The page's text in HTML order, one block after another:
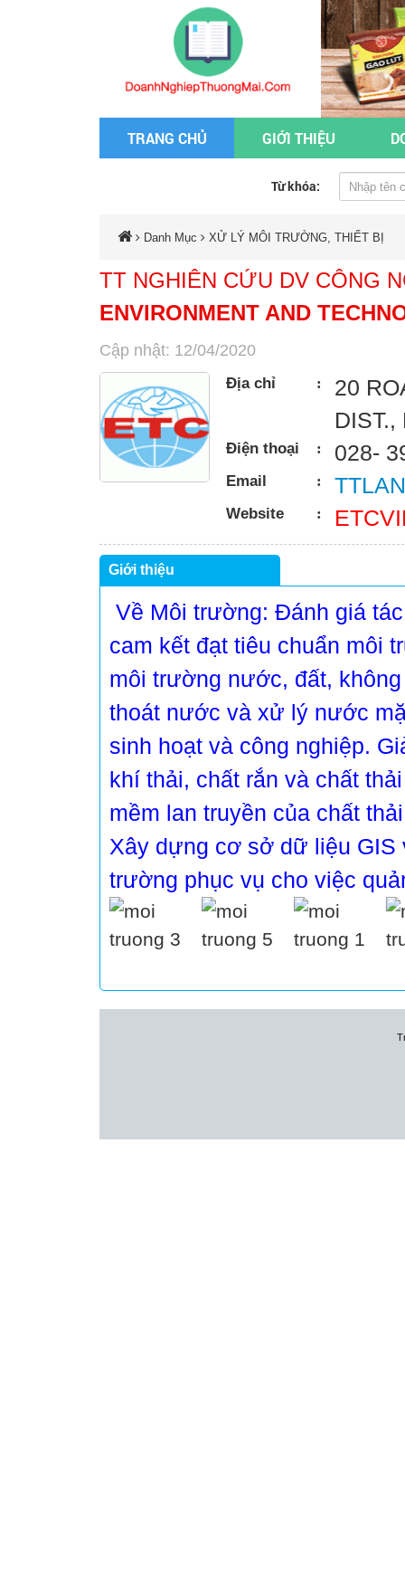
TRANG CHỦ GIỚI THIỆU
Từ khóa:
Danh Mục XỬ LÝ MÔI TRƯỜNG, THIẾT BỊ
TT NGHIÊN CỨU DV CÔNG
ENVIRONMENT AND
Cập nhật: 12/04/2020
Địa chỉ :
20
DIST.,
Điện thoại : 028-
Email :
Website :
Giới thiệu
Về Môi trường: Đánh giá
cam kết đạt tiêu chuẩn môi
môi trường nước, đất,
thoát nước và xử lý nước
sinh hoạt và công nghiệp.
khí thải, chất rắn và chất
mềm lan truyền của chất
Xây dựng cơ sở dữ liệu GIS
trường phục vụ cho việc